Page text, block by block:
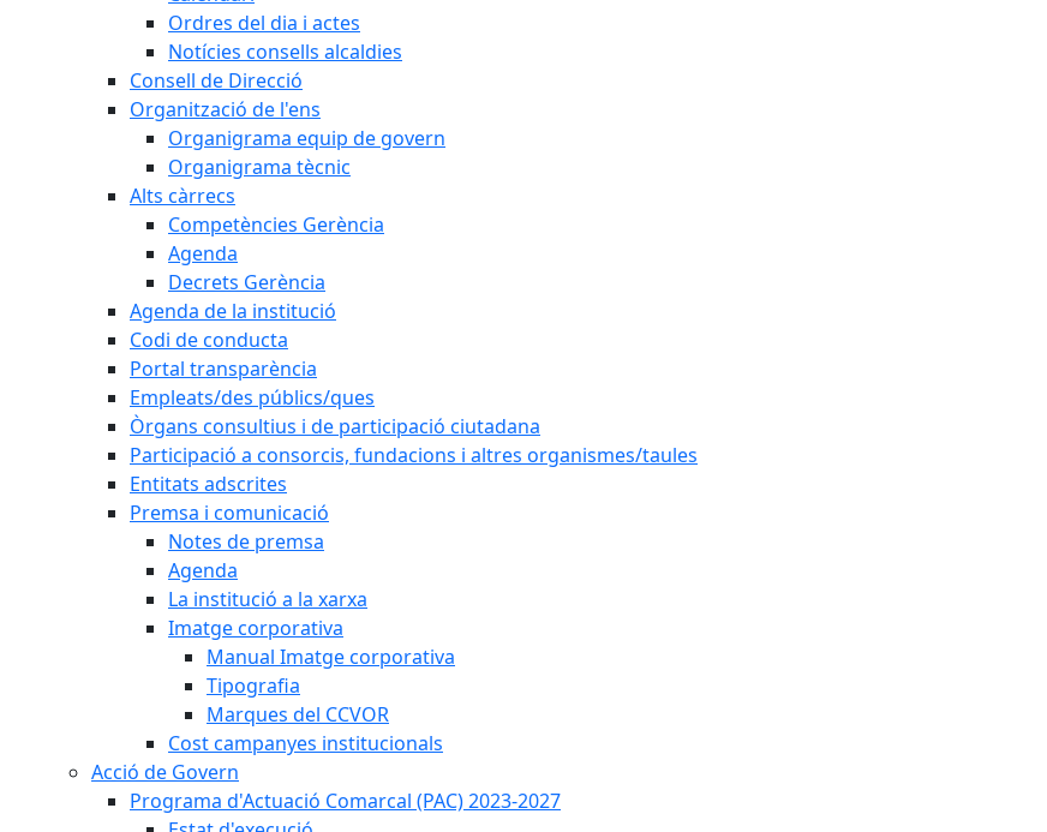
Ordres del dia i actes
Notícies consells alcaldies
Consell de Direcció
Organització de l'ens
Organigrama equip de govern
Organigrama tècnic
Alts càrrecs
Competències Gerència
Agenda
Decrets Gerència
Agenda de la institució
Codi de conducta
Portal transparència
Empleats/des públics/ques
Òrgans consultius i de participació ciutadana
Participació a consorcis, fundacions i altres organismes/taules
Entitats adscrites
Premsa i comunicació
Notes de premsa
Agenda
La institució a la xarxa
Imatge corporativa
Manual Imatge corporativa
Tipografia
Marques del CCVOR
Cost campanyes institucionals
Acció de Govern
Programa d'Actuació Comarcal (PAC) 2023-2027